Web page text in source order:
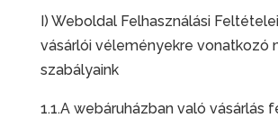
I) Weboldal Felhasználási
vásárlói véleményekre vonatkozó
szabályaink
1.1.A webáruházban való vásárlás